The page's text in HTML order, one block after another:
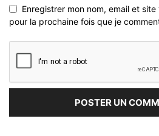
Enregistrer mon nom, email et
pour la prochaine fois que je